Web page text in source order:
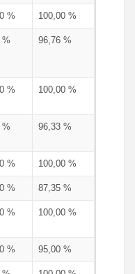
% 100,00 %
% 96,76 %
% 100,00 %
% 96,33 %
% 100,00 %
% 87,35 %
% 100,00 %
% 95,00 %